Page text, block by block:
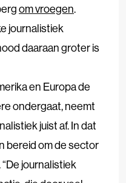
om vroegen.
journalistiek
daaraan groter is
en Europa de
ondergaat, neemt
juist af. In dat
bereid om de sector
journalistiek